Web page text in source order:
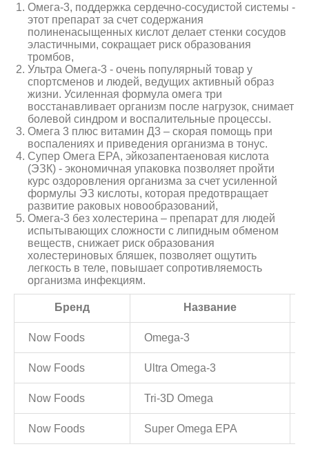
Омега-3, поддержка сердечно-сосудистой системы -
этот препарат за счет содержания
полиненасыщенных кислот делает стенки сосудов
эластичными, сокращает риск образования
тромбов,
Ультра Омега-3 - очень популярный товар у
спортсменов и людей, ведущих активный образ
жизни. Усиленная формула омега три
восстанавливает организм после нагрузок, снимает
болевой синдром и воспалительные процессы.
Омега 3 плюс витамин Д3 – скорая помощь при
воспалениях и приведения организма в тонус.
Супер Омега EPA, эйкозапентаеновая кислота
(ЭЗК) - экономичная упаковка позволяет пройти
курс оздоровления организма за счет усиленной
формулы ЭЗ кислоты, которая предотвращает
развитие раковых новообразований,
Омега-3 без холестерина – препарат для людей
испытывающих сложности с липидным обменом
веществ, снижает риск образования
холестериновых бляшек, позволяет ощутить
легкость в теле, повышает сопротивляемость
организма инфекциям.
Бренд Название
Now Foods Omega-3
Now Foods Ultra Omega-3
Now Foods Tri-3D Omega
Now Foods Super Omega EPA